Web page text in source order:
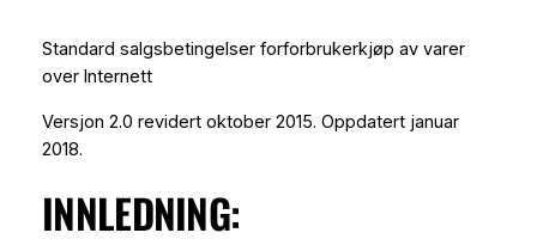
Standard salgsbetingelser forforbrukerkjøp av varer
over Internett
Versjon 2.0 revidert oktober 2015. Oppdatert januar
2018.
INNLEDNING: